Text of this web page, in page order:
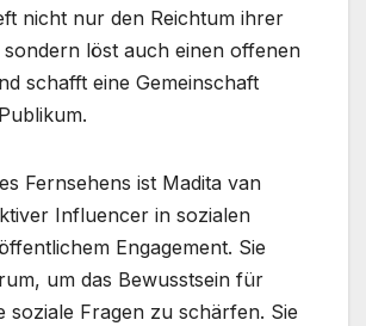
nicht nur den Reichtum ihrer
löst auch einen offenen
schafft eine Gemeinschaft
Fernsehens ist Madita van
Influencer in sozialen
Engagement. Sie
um das Bewusstsein für
soziale Fragen zu schärfen. Sie